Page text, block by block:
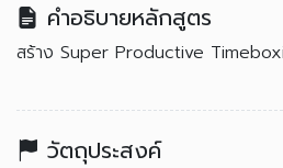
คำอธิบายหลักสูตร
สร้าง Super Productive
วัตถุประสงค์